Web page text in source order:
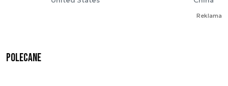
Reklama
Polecane